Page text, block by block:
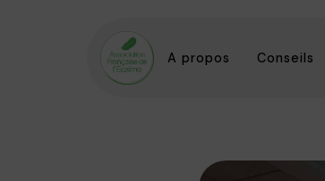
A propos Conseils